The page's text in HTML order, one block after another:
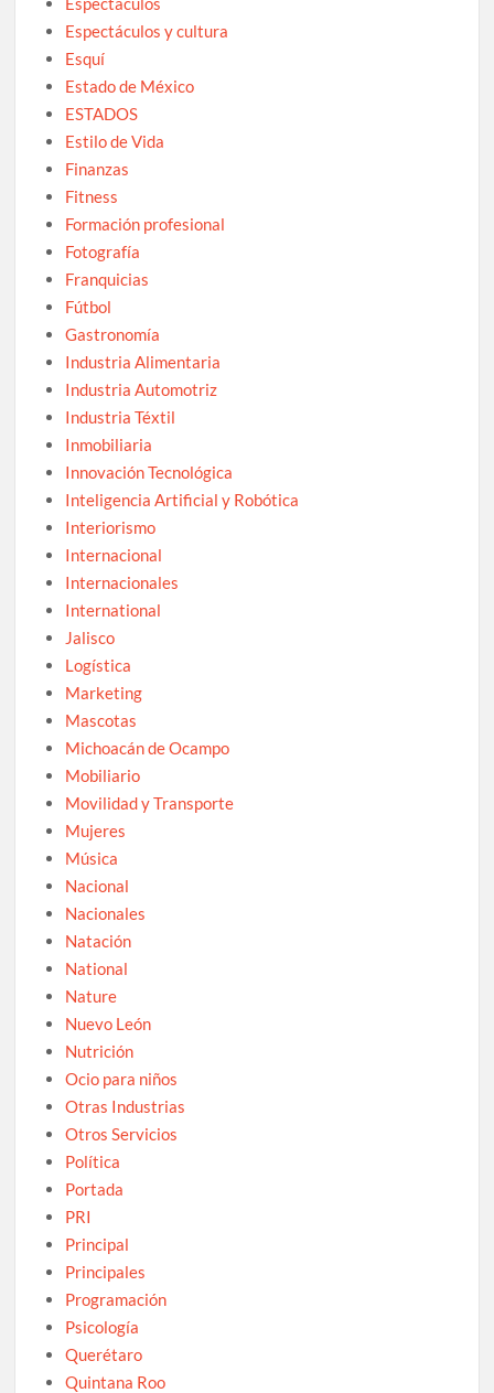
Espectáculos y cultura
Esquí
Estado de México
ESTADOS
Estilo de Vida
Finanzas
Fitness
Formación profesional
Fotografía
Franquicias
Fútbol
Gastronomía
Industria Alimentaria
Industria Automotriz
Industria Téxtil
Inmobiliaria
Innovación Tecnológica
Inteligencia Artificial y Robótica
Interiorismo
Internacional
Internacionales
International
Jalisco
Logística
Marketing
Mascotas
Michoacán de Ocampo
Mobiliario
Movilidad y Transporte
Mujeres
Música
Nacional
Nacionales
Natación
National
Nature
Nuevo León
Nutrición
Ocio para niños
Otras Industrias
Otros Servicios
Política
Portada
PRI
Principal
Principales
Programación
Psicología
Querétaro
Quintana Roo